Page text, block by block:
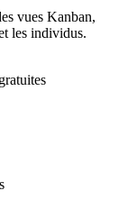
vues Kanban,
les individus.